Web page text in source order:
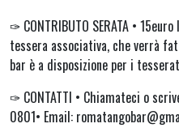
✑ CONTRIBUTO SERATA •
tessera associativa, che verrà
bar è a disposizione per i
✑ CONTATTI • Chiamateci o
0801• Email: